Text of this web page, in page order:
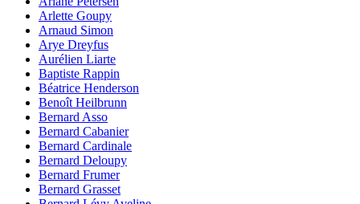
Arlette Goupy
Arnaud Simon
Arye Dreyfus
Aurélien Liarte
Baptiste Rappin
Béatrice Henderson
Benoît Heilbrunn
Bernard Asso
Bernard Cabanier
Bernard Cardinale
Bernard Deloupy
Bernard Frumer
Bernard Grasset